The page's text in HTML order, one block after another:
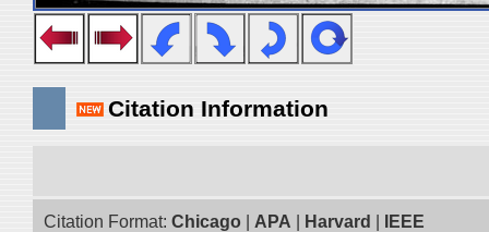
Citation Information
Citation Format: Chicago APA Harvard IEEE